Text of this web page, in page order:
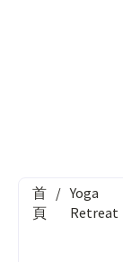
首
頁
/ Yoga
Retreat